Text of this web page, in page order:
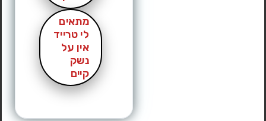
למעשה, ישנה רשימה ספציפית של יישובים זכאים אך מדובר ברשימה
אשר איננה זמינה לציבור – היא איננה מפורסמת ולעולם לא ניתן
דעת בוודאות אלו יישובים אכן כלולים בה מפורשות. עם זאת, ניתן
למנות מספר קריטריונים ביחס ליישוב מגוריכם אשר עשויים להעלות
את הסיכוי לקבלת רישיון הנשק. את רשימתו מעדכן המשרד לביטחון
לאומי אחת לתקופה, בהתאם לשיקול דעתו. כאן המקום לציין – גם
עבודה באחד היישובים הכלולים ברשימה עשויה להעלות באופן ניכר
מתאים
לי טרייד
אין על
נשק
קיים